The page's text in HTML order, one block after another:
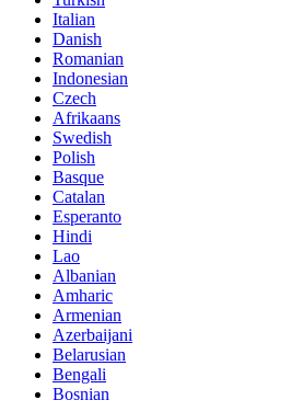
Italian
Danish
Romanian
Indonesian
Czech
Afrikaans
Swedish
Polish
Basque
Catalan
Esperanto
Hindi
Lao
Albanian
Amharic
Armenian
Azerbaijani
Belarusian
Bengali
Bosnian